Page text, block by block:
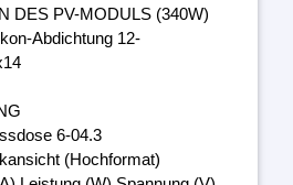
DES PV-MODULS (340W)
Abdichtung 12-
6-04.3
(Hochformat)